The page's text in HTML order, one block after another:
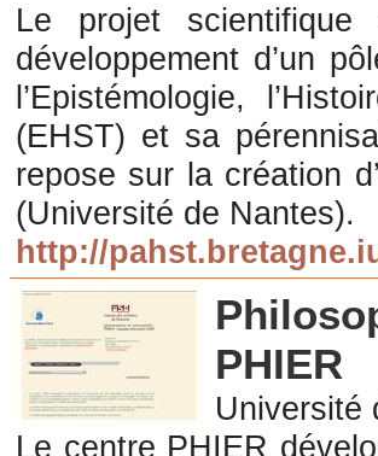
Le projet
développement d’un
l’Epistémologie,
(EHST) et sa
repose sur la création
(Université de Nantes).
http://
PHIER
Université
Le centre PHIER